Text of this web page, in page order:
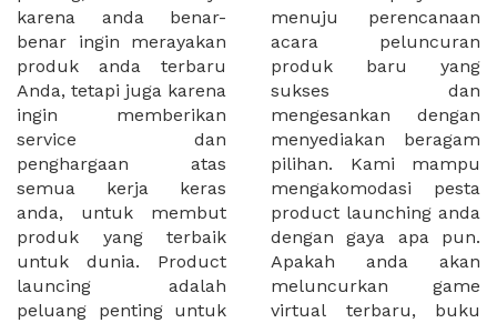
karena anda benar-
benar ingin merayakan
produk anda terbaru
Anda, tetapi juga karena
ingin memberikan
service dan
penghargaan atas
semua kerja keras
anda, untuk membut
produk yang terbaik
untuk dunia. Product
launcing adalah
peluang penting untuk
menuju perencanaan
acara peluncuran
produk baru yang
sukses dan
mengesankan dengan
menyediakan beragam
pilihan. Kami mampu
mengakomodasi pesta
product launching anda
dengan gaya apa pun.
Apakah anda akan
meluncurkan game
virtual terbaru, buku